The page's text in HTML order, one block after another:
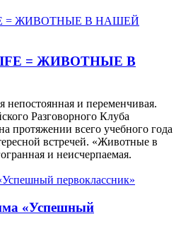
= ЖИВОТНЫЕ В
непостоянная и переменчивая.
Разговорного Клуба
протяжении всего учебного года
встречей. «Животные в
и неисчерпаемая.
«Успешный